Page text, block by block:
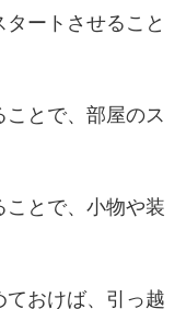
ートさせること
とで、部屋のス
とで、小物や装
ておけば、引っ越